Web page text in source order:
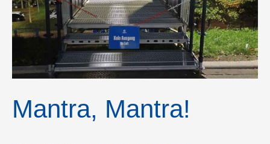
Mantra, Mantra!